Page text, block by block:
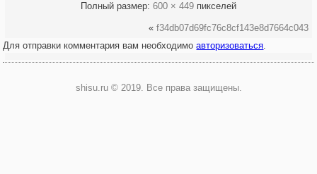
Полный размер: 600 × 449 пикселей
« f34db07d69fc76c8cf143e8d7664c043
Для отправки комментария вам необходимоавторизоваться.
shisu.ru © 2019. Все права защищены.